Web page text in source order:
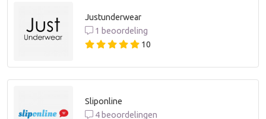
Justunderwear
1 beoordeling
10
Sliponline
4 beoordelingen